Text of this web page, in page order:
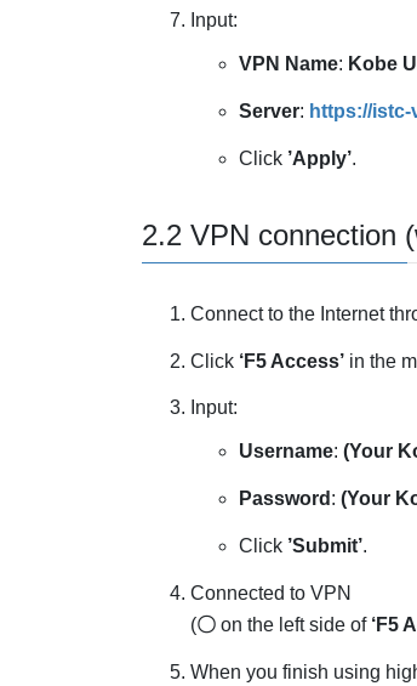
Input:
VPN Name: Kobe
Server: https://istc-
Click ’Apply’.
2.2 VPN connection
Connect to the Internet
Click ‘F5 Access’ in the
Input:
Username: (Your
Password : (Your
Click ’Submit’.
Connected to VPN
(〇 on the left side of ‘F5
When you finish using